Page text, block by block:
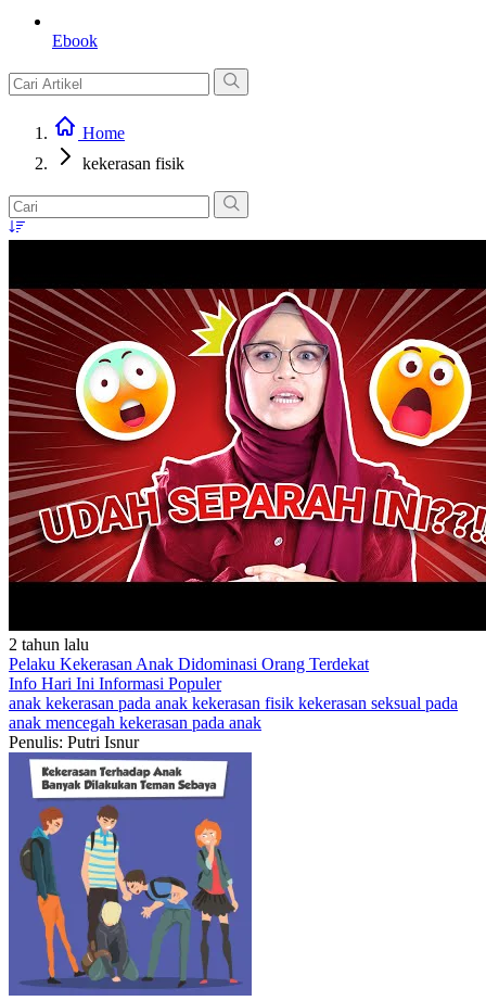
Ebook
Home
kekerasan fisik
2 tahun lalu
Pelaku Kekerasan Anak Didominasi Orang Terdekat
Info Hari Ini Informasi Populer
anak kekerasan pada anak kekerasan fisik kekerasan seksual pada
anak mencegah kekerasan pada anak
Penulis: Putri Isnur